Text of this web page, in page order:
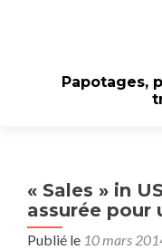
Papotages,
« Sales » in
assurée pour
Publié le 10 mars